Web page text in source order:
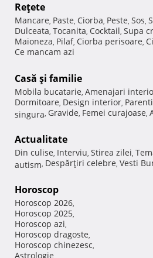
Reţete
Mancare, Paste, Ciorba, Peste, Sos,
Dulceata, Tocanita, Cocktail, Supa
Maioneza, Pilaf, Ciorba perisoare,
Ce mancam azi
Casă şi familie
Mobila bucatarie, Amenajari
Dormitoare, Design interior,
singura, Gravide, Femei curajoase,
Actualitate
Din culise, Interviu, Stirea zilei,
autism, Despărţiri celebre, Vesti
Horoscop
Horoscop 2026,
Horoscop 2025,
Horoscop azi,
Horoscop dragoste,
Horoscop chinezesc,
Astrologie